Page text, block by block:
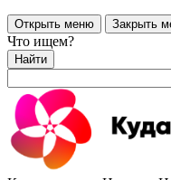
Открыть меню Закрыть
Что ищем?
Найти